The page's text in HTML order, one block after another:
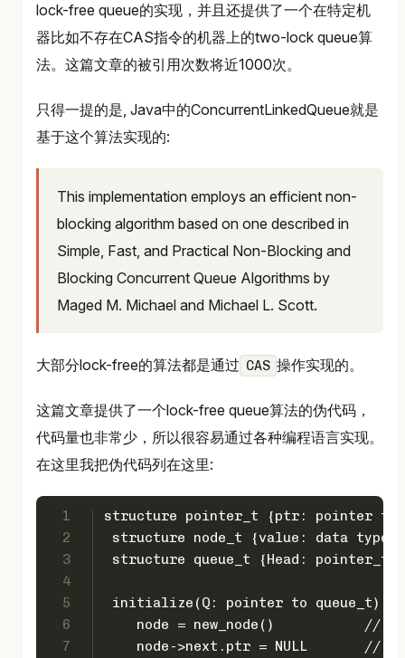
lock-free queue的实现，并且还提供了一个在特定机
器比如不存在CAS指令的机器上的two-lock queue算
法。这篇文章的被引用次数将近1000次。
只得一提的是, Java中的ConcurrentLinkedQueue就是
基于这个算法实现的:
This implementation employs an efficient non-
blocking algorithm based on one described in
Simple, Fast, and Practical Non-Blocking and
Blocking Concurrent Queue Algorithms by
Maged M. Michael and Michael L. Scott.
大部分lock-free的算法都是通过 CAS 操作实现的。
这篇文章提供了一个lock-free queue算法的伪代码，
代码量也非常少，所以很容易通过各种编程语言实现。
在这里我把伪代码列在这里:
1
2
3
4
5
6
7
structure pointer_t {ptr: pointer to
structure node_t {value: data
structure queue_t {Head:
initialize(Q: pointer to queue_t)
node